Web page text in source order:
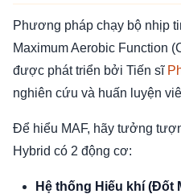
Phương pháp chạy bộ nhịp
Maximum Aerobic Function
được phát triển bởi Tiến sĩ
nghiên cứu và huấn luyện
Để hiểu MAF, hãy tưởng
Hybrid có 2 động cơ:
Hệ thống Hiếu khí (Đốt